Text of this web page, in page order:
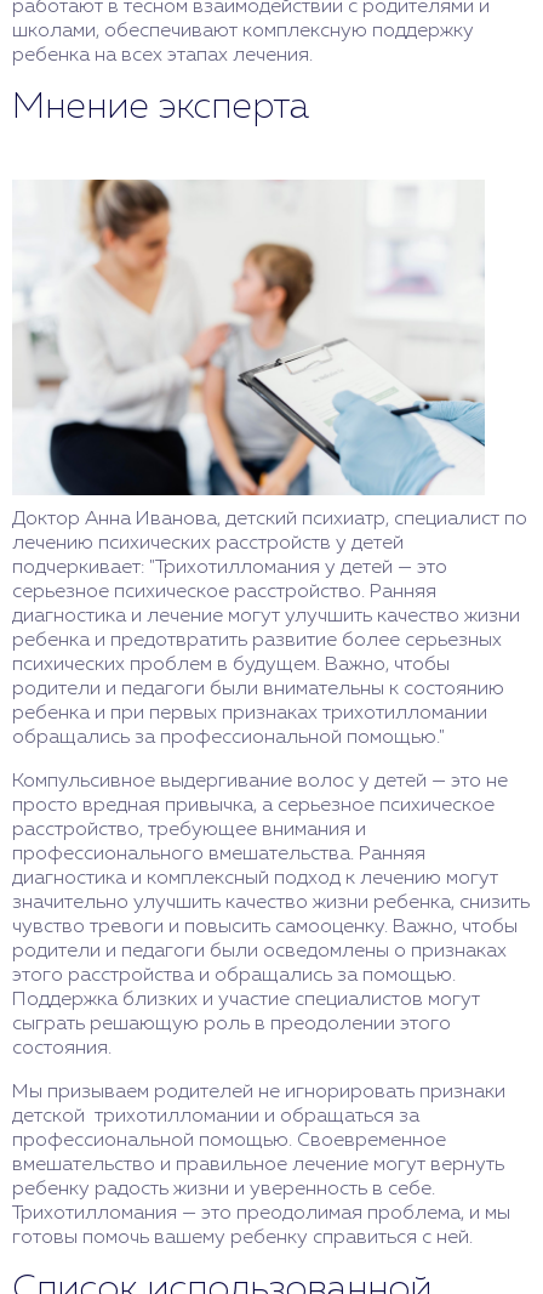
работают в тесном взаимодействии с родителями и
школами, обеспечивают комплексную поддержку
ребенка на всех этапах лечения.
Мнение эксперта
Доктор Анна Иванова, детский психиатр, специалист по
лечению психических расстройств у детей
подчеркивает: "Трихотилломания у детей — это
серьезное психическое расстройство. Ранняя
диагностика и лечение могут улучшить качество жизни
ребенка и предотвратить развитие более серьезных
психических проблем в будущем. Важно, чтобы
родители и педагоги были внимательны к состоянию
ребенка и при первых признаках трихотилломании
обращались за профессиональной помощью."
Компульсивное выдергивание волос у детей — это не
просто вредная привычка, а серьезное психическое
расстройство, требующее внимания и
профессионального вмешательства. Ранняя
диагностика и комплексный подход к лечению могут
значительно улучшить качество жизни ребенка, снизить
чувство тревоги и повысить самооценку. Важно, чтобы
родители и педагоги были осведомлены о признаках
этого расстройства и обращались за помощью.
Поддержка близких и участие специалистов могут
сыграть решающую роль в преодолении этого
состояния.
Мы призываем родителей не игнорировать признаки
детской трихотилломании и обращаться за
профессиональной помощью. Своевременное
вмешательство и правильное лечение могут вернуть
ребенку радость жизни и уверенность в себе.
Трихотилломания — это преодолимая проблема, и мы
готовы помочь вашему ребенку справиться с ней.